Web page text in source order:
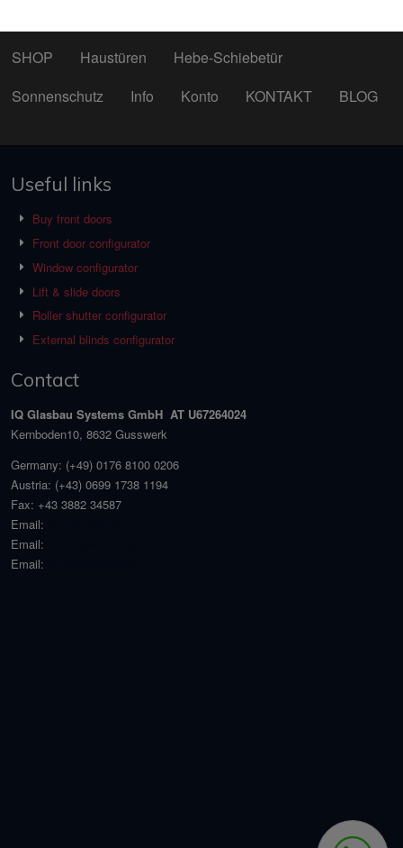
SHOP Haustüren
Hebe-Schiebetür
Sonnenschutz
Info Konto KONTAKT BLOG
Useful links
Buy front doors
Front door configurator
Window configurator
Lift & slide doors
Roller shutter configurator
External blinds configurator
Contact
IQ Glasbau Systems GmbH AT U67264024
Kernboden10, 8632 Gusswerk
Germany: (+49) 0176 8100 0206
Austria: (+43) 0699 1738 1194
Fax: +43 3882 34587
Email:
Email:
Email: